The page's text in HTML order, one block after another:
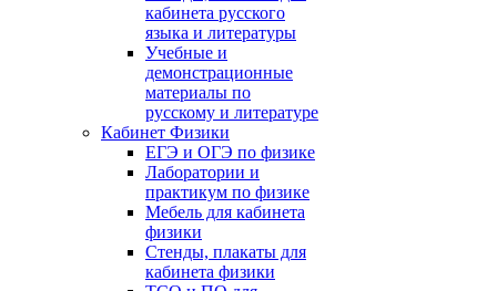
кабинета русского
языка и литературы
Учебные и
демонстрационные
материалы по
русскому и литературе
Кабинет Физики
ЕГЭ и ОГЭ по физике
Лаборатории и
практикум по физике
Мебель для кабинета
физики
Стенды, плакаты для
кабинета физики